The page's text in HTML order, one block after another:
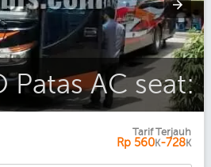
Patas AC seat:
Tarif Terjauh
Rp 560K-728K